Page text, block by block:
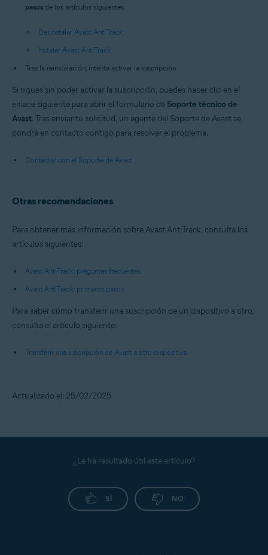
pasos de los artículos siguientes:
Desinstalar Avast AntiTrack
Instalar Avast AntiTrack
Tras la reinstalación, intenta activar la suscripción.
Si sigues sin poder activar la suscripción, puedes hacer clic en el
enlace siguiente para abrir el formulario de Soporte técnico de
Avast. Tras enviar tu solicitud, un agente del Soporte de Avast se
pondrá en contacto contigo para resolver el problema.
Contactar con el Soporte de Avast
Otras recomendaciones
Para obtener más información sobre Avast AntiTrack, consulta los
artículos siguientes:
Avast AntiTrack: preguntas frecuentes
Avast AntiTrack: primeros pasos
Para saber cómo transferir una suscripción de un dispositivo a otro,
consulta el artículo siguiente:
Transferir una suscripción de Avast a otro dispositivo
Actualizado el: 25/02/2025
¿Le ha resultado útil este artículo?
SÍ NO